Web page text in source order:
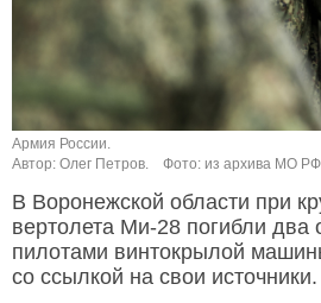
Армия России.
Автор: Олег Петров.
Фото: из архива МО
В Воронежской области при
вертолета Ми-28 погибли
пилотами винтокрылой
со ссылкой на свои источники.